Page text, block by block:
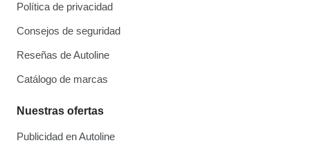
Política de privacidad
Consejos de seguridad
Reseñas de Autoline
Catálogo de marcas
Nuestras ofertas
Publicidad en Autoline